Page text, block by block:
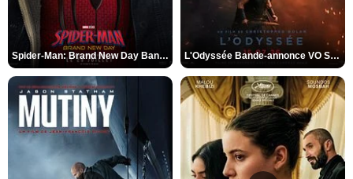
Spider-Man: Brand New Day Bande-annonce VO STFR L'Odyssée Bande-annonce VO STFR